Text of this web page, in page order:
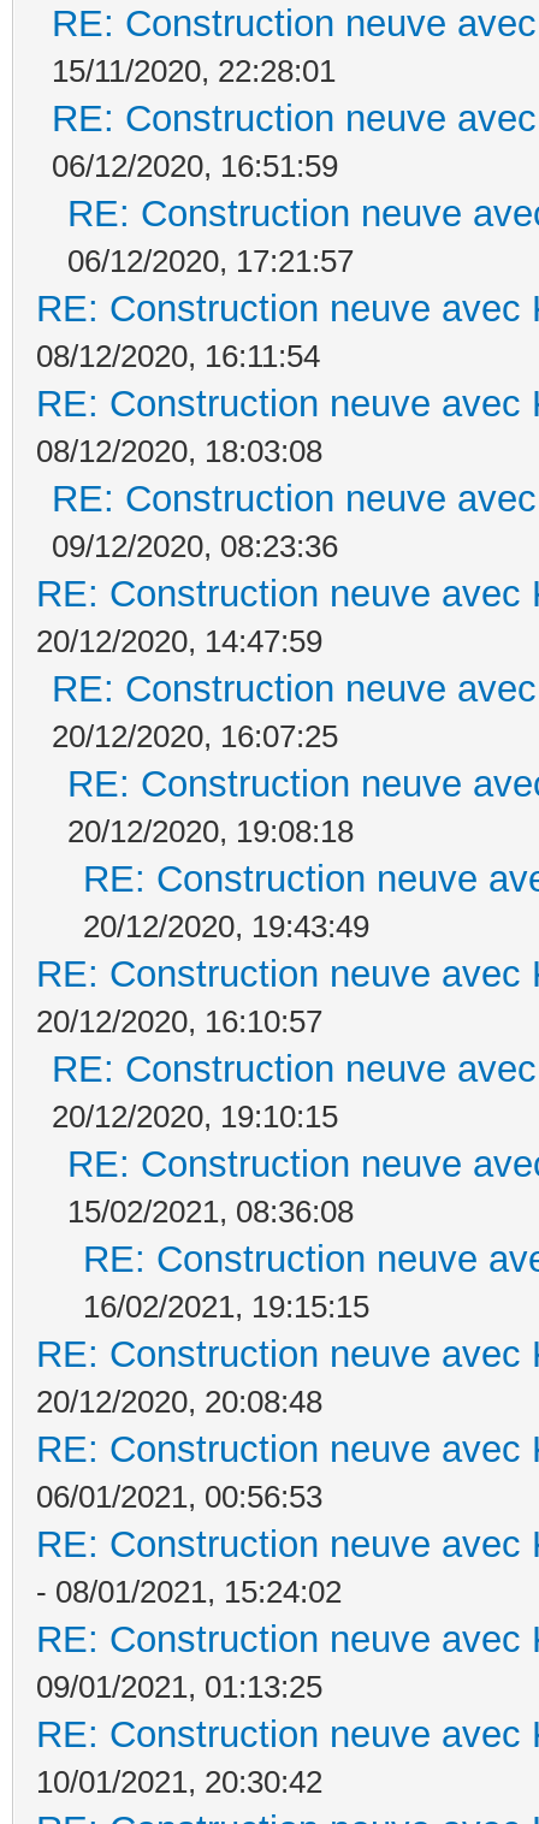
RE: Construction neuve
15/11/2020, 22:28:01
RE: Construction neuve
06/12/2020, 16:51:59
RE: Construction neuve
06/12/2020, 17:21:57
RE: Construction neuve avec
08/12/2020, 16:11:54
RE: Construction neuve avec
08/12/2020, 18:03:08
RE: Construction neuve
09/12/2020, 08:23:36
RE: Construction neuve avec
20/12/2020, 14:47:59
RE: Construction neuve
20/12/2020, 16:07:25
RE: Construction neuve
20/12/2020, 19:08:18
RE: Construction neuve
20/12/2020, 19:43:49
RE: Construction neuve avec
20/12/2020, 16:10:57
RE: Construction neuve
20/12/2020, 19:10:15
RE: Construction neuve
15/02/2021, 08:36:08
RE: Construction neuve
16/02/2021, 19:15:15
RE: Construction neuve avec
20/12/2020, 20:08:48
RE: Construction neuve avec
06/01/2021, 00:56:53
RE: Construction neuve avec
- 08/01/2021, 15:24:02
RE: Construction neuve avec
09/01/2021, 01:13:25
RE: Construction neuve avec
10/01/2021, 20:30:42